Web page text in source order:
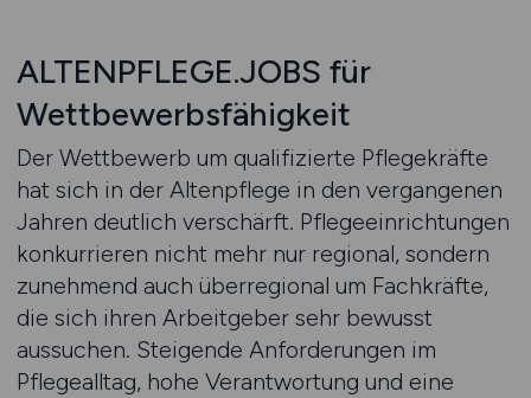
ALTENPFLEGE.JOBS für
Wettbewerbsfähigkeit
Der Wettbewerb um qualifizierte Pflegekräfte
hat sich in der Altenpflege in den vergangenen
Jahren deutlich verschärft. Pflegeeinrichtungen
konkurrieren nicht mehr nur regional, sondern
zunehmend auch überregional um Fachkräfte,
die sich ihren Arbeitgeber sehr bewusst
aussuchen. Steigende Anforderungen im
Pflegealltag, hohe Verantwortung und eine